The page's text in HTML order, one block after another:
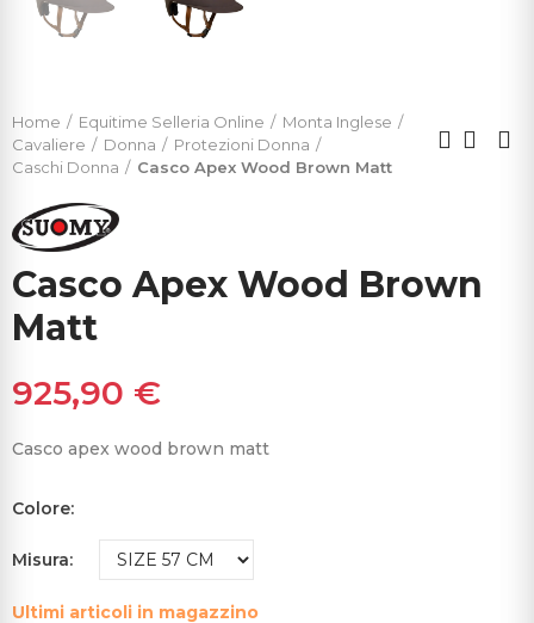
Home Equitime Selleria Online
Monta Inglese
Cavaliere
Donna
Protezioni Donna
Caschi Donna
Casco Apex Wood Brown Matt
Casco Apex Wood Brown
Matt
925,90 €
Casco apex wood brown matt
Colore
Misura
Ultimi articoli in magazzino